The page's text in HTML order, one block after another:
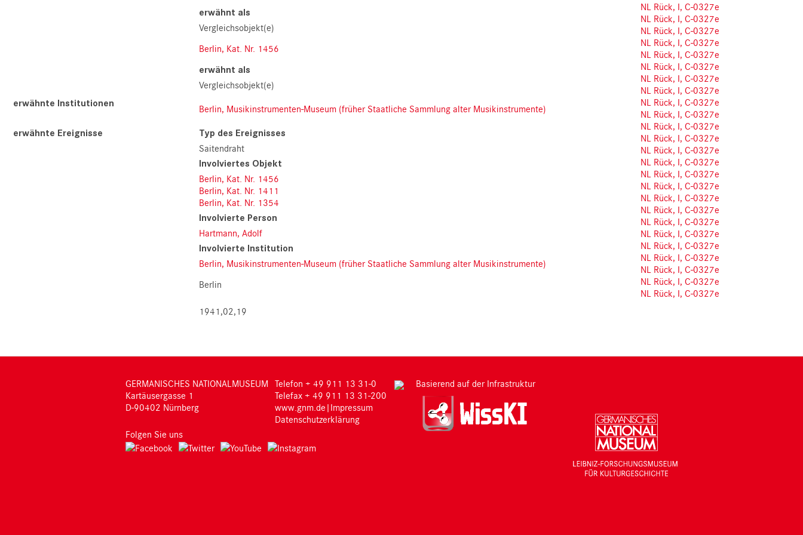
erwähnt als
Vergleichsobjekt(e)
Berlin, Kat. Nr. 1456
erwähnt als
Vergleichsobjekt(e)
erwähnte Institutionen Berlin, Musikinstrumenten-Museum (früher Staatliche Sammlung alter Musikinstrumente)
erwähnte Ereignisse Typ des Ereignisses
Saitendraht
Involviertes Objekt
Berlin, Kat. Nr. 1456
Berlin, Kat. Nr. 1411
Berlin, Kat. Nr. 1354
Involvierte Person
Hartmann, Adolf
Involvierte Institution
Berlin, Musikinstrumenten-Museum (früher Staatliche Sammlung alter Musikinstrumente)
Berlin
1941,02,19
NL Rück, I, C-0327e
NL Rück, I, C-0327e
NL Rück, I, C-0327e
NL Rück, I, C-0327e
NL Rück, I, C-0327e
NL Rück, I, C-0327e
NL Rück, I, C-0327e
NL Rück, I, C-0327e
NL Rück, I, C-0327e
NL Rück, I, C-0327e
NL Rück, I, C-0327e
NL Rück, I, C-0327e
NL Rück, I, C-0327e
NL Rück, I, C-0327e
NL Rück, I, C-0327e
NL Rück, I, C-0327e
NL Rück, I, C-0327e
NL Rück, I, C-0327e
NL Rück, I, C-0327e
NL Rück, I, C-0327e
NL Rück, I, C-0327e
NL Rück, I, C-0327e
NL Rück, I, C-0327e
NL Rück, I, C-0327e
NL Rück, I, C-0327e
GERMANISCHES NATIONALMUSEUM
Kartäusergasse 1
D-90402 Nürnberg
Telefon + 49 911 13 31-0
Telefax + 49 911 13 31-200
www.gnm.de | Impressum
Datenschutzerklärung
Folgen Sie uns
Basierend auf der Infrastruktur